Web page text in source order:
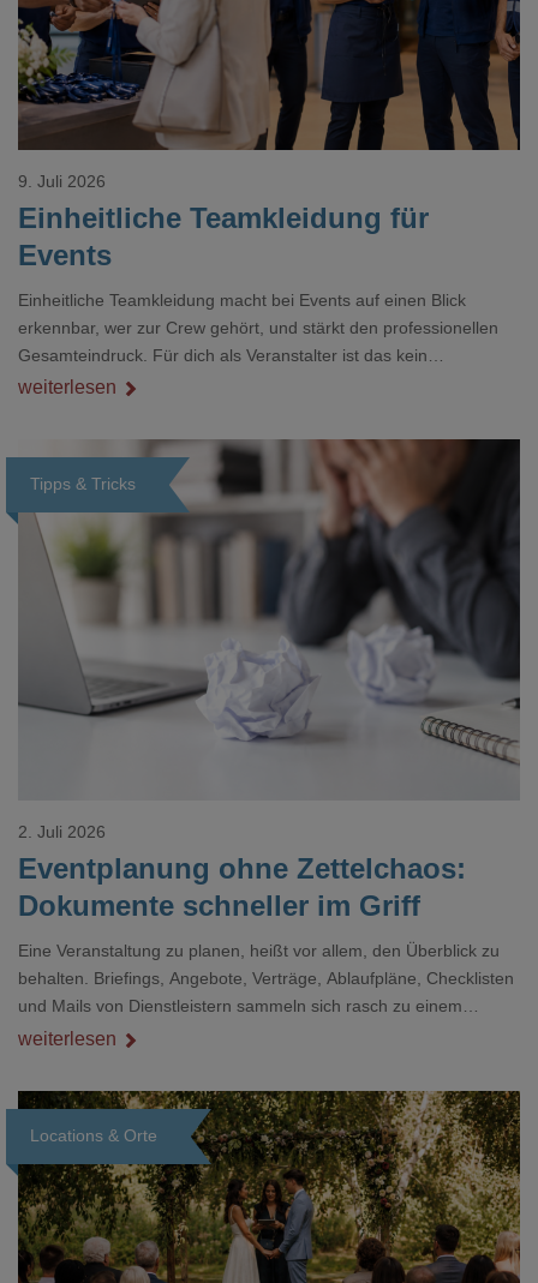
Einheitliche Teamkleidung für
Events
9. Juli 2026
Einheitliche Teamkleidung macht bei Events auf einen Blick
erkennbar, wer zur Crew gehört, und stärkt den professionellen
Gesamteindruck. Für dich als Veranstalter ist das kein
Nebenthema: Bei Textilien mit Stickerei oder mehreren
weiterlesen
Tipps & Tricks
Loading...
Eventplanung ohne Zettelchaos:
Dokumente schneller im Griff
2. Juli 2026
Eine Veranstaltung zu planen, heißt vor allem, den Überblick zu
behalten. Briefings, Angebote, Verträge, Ablaufpläne, Checklisten
und Mails von Dienstleistern sammeln sich rasch zu einem
unübersichtlichen Stapel. Wer schon einmal kurz vor einem Event
Dokument gesucht hat, kennt das mulmige Gefühl.
weiterlesen
Locations & Orte
Loading...